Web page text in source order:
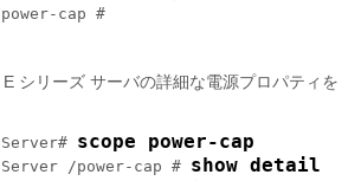
E シリーズ サーバの詳細な電源プロパティを
		Server#
scope power-cap
		Server /power-cap #
show detail